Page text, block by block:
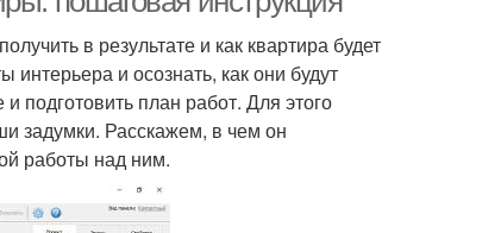
в результате и как квартира будет
и осознать, как они будут
подготовить план работ. Для этого
задумки. Расскажем, в чем он
работы над ним.